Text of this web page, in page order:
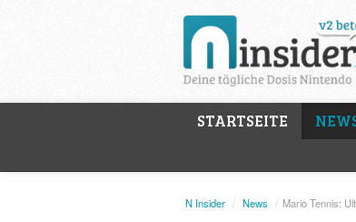
STARTSEITE
N Insider / News / Mario Tennis: